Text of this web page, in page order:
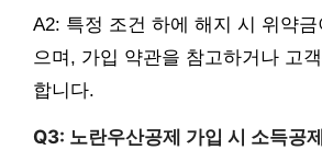
A2: 특정 조건 하에 해지 시 위약
으며, 가입 약관을 참고하거나 고
합니다.
Q3: 노란우산공제 가입 시 소득공